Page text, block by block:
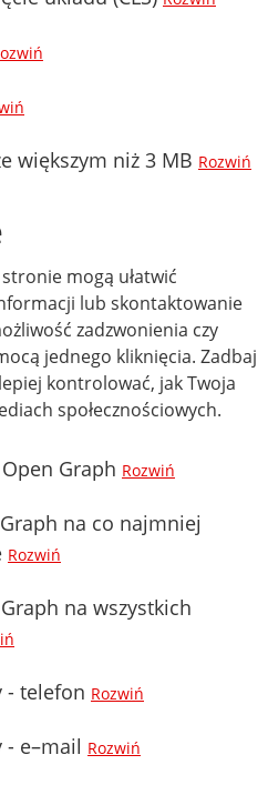
większym niż 3 MB Rozwiń
mogą ułatwić
lub skontaktowanie
zadzwonienia czy
jednego kliknięcia. Zadbaj
kontrolować, jak Twoja
społecznościowych.
Graph Rozwiń
na co najmniej
Rozwiń
na wszystkich
- telefon Rozwiń
- e–mail Rozwiń